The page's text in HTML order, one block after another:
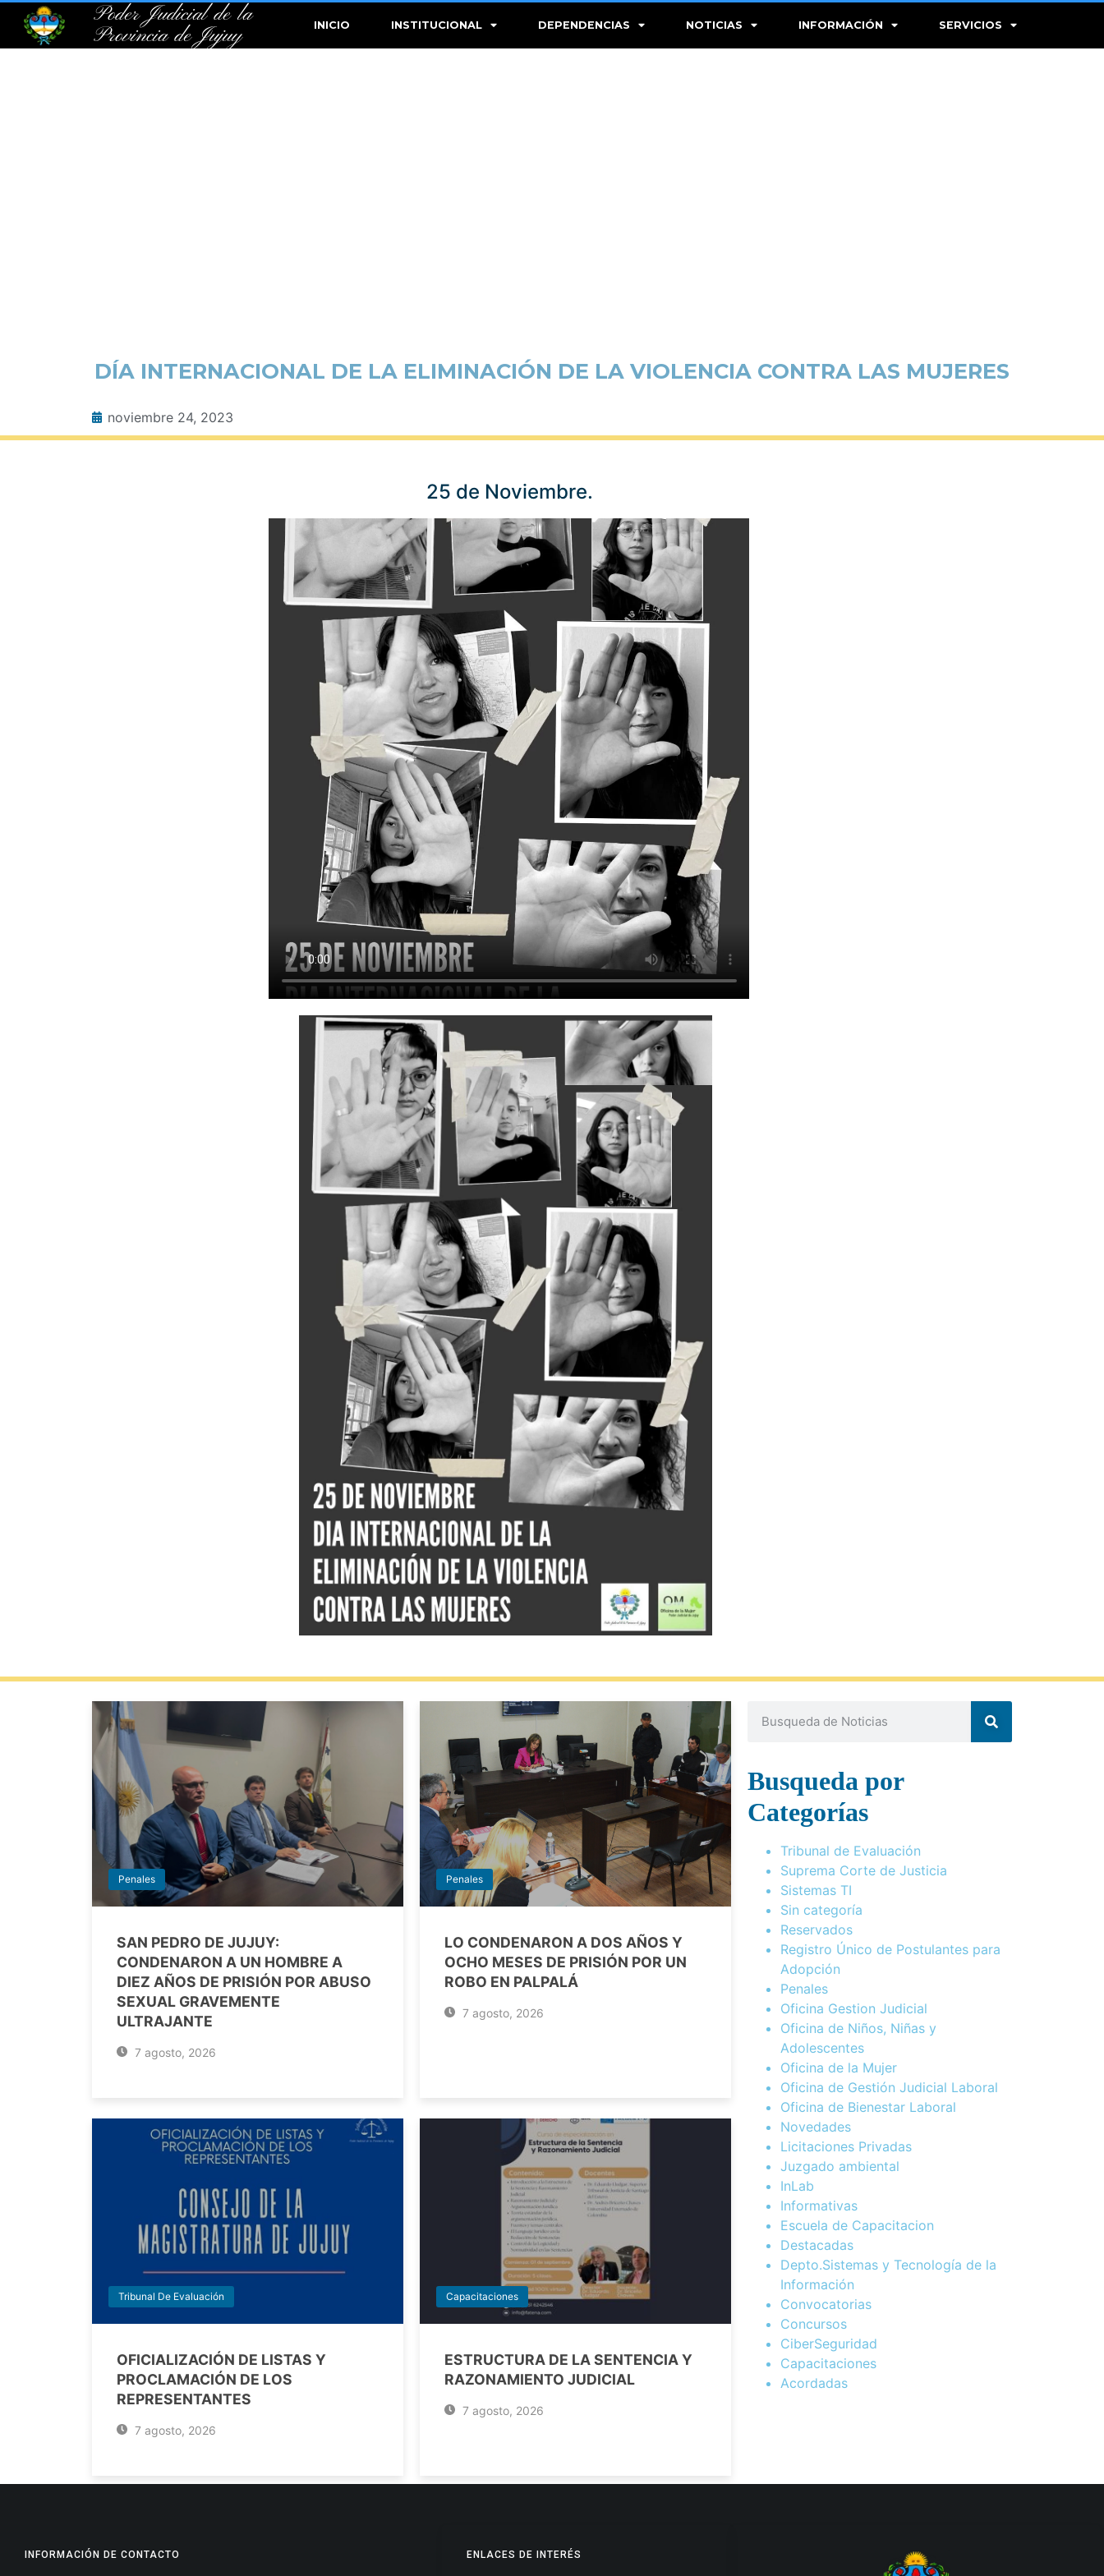
Poder Judicial de la
Provincia de Jujuy
INICIO INSTITUCIONAL DEPENDENCIAS NOTICIAS INFORMACIÓN SERVICIOS
DÍA INTERNACIONAL DE LA ELIMINACIÓN DE LA VIOLENCIA CONTRA LAS MUJERES
noviembre 24, 2023
25 de Noviembre.
Penales
SAN PEDRO DE JUJUY:
CONDENARON A UN HOMBRE A
DIEZ AÑOS DE PRISIÓN POR ABUSO
SEXUAL GRAVEMENTE
ULTRAJANTE
7 agosto, 2026
Penales
LO CONDENARON A DOS AÑOS Y
OCHO MESES DE PRISIÓN POR UN
ROBO EN PALPALÁ
7 agosto, 2026
Tribunal De Evaluación
OFICIALIZACIÓN DE LISTAS Y
PROCLAMACIÓN DE LOS
REPRESENTANTES
7 agosto, 2026
Capacitaciones
ESTRUCTURA DE LA SENTENCIA Y
RAZONAMIENTO JUDICIAL
7 agosto, 2026
Busqueda por
Categorías
Tribunal de Evaluación
Suprema Corte de Justicia
Sistemas TI
Sin categoría
Reservados
Registro Único de Postulantes para
Adopción
Penales
Oficina Gestion Judicial
Oficina de Niños, Niñas y
Adolescentes
Oficina de la Mujer
Oficina de Gestión Judicial Laboral
Oficina de Bienestar Laboral
Novedades
Licitaciones Privadas
Juzgado ambiental
InLab
Informativas
Escuela de Capacitacion
Destacadas
Depto.Sistemas y Tecnología de la
Información
Convocatorias
Concursos
CiberSeguridad
Capacitaciones
Acordadas
INFORMACIÓN DE CONTACTO ENLACES DE INTERÉS